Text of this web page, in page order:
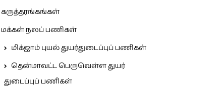
கருத்தரங்கங்கள்
மக்கள் நலப் பணிகள்
மிக்ஜாம் புயல் துயர்துடைப்புப் பணிகள்
தென்மாவட்ட பெருவெள்ள துயர்
துடைப்புப் பணிகள்